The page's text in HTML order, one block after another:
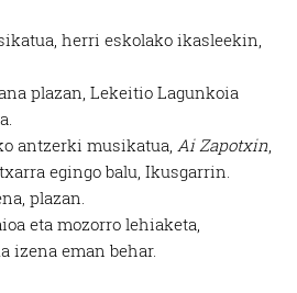
herri eskolako ikasleekin,
plazan, Lekeitio Lagunkoia
antzerki musikatua,Ai Zapotxin,
egingo balu, Ikusgarrin.
plazan.
eta mozorro lehiaketa,
izena eman behar.